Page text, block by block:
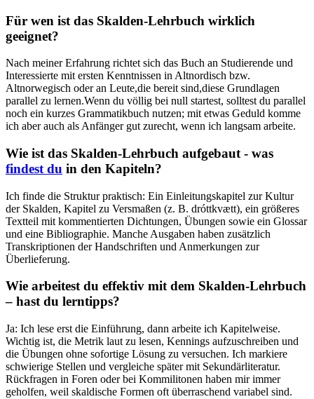
Für wen ist ⁣das ⁣Skalden-Lehrbuch wirklich
geeignet?
Nach meiner Erfahrung richtet sich das Buch an Studierende und
Interessierte mit⁢ ersten Kenntnissen in ‌Altnordisch bzw.
Altnorwegisch⁤ oder an Leute,die bereit ​sind,diese Grundlagen
parallel zu​ lernen.Wenn du völlig bei null⁢ startest, solltest du parallel
noch ein⁤ kurzes ​Grammatikbuch nutzen; mit etwas Geduld komme⁢
ich ​aber auch als Anfänger gut zurecht, wenn ich langsam arbeite.
Wie ist ​das⁤ Skalden-Lehrbuch ⁢aufgebaut -‌ was
findest du in den‌ Kapiteln?
Ich finde die⁤ Struktur praktisch: Ein Einleitungskapitel zur Kultur​
der Skalden, Kapitel zu ‌Versmaßen (z. B. dróttkvætt), ein größeres
Textteil mit‌ kommentierten Dichtungen, ‌Übungen sowie ein Glossar
und eine Bibliographie. Manche Ausgaben⁣ haben zusätzlich
Transkriptionen der⁣ Handschriften und Anmerkungen zur
Überlieferung.
Wie⁣ arbeitest‌ du effektiv mit dem Skalden-Lehrbuch
– hast du lerntipps?
Ja:​ Ich lese erst⁤ die Einführung, ⁤dann arbeite ich ⁣Kapitelweise.
Wichtig ist, die Metrik ‌laut zu lesen, Kennings‌ aufzuschreiben und
die⁢ Übungen⁢ ohne sofortige ​Lösung zu versuchen. Ich markiere
⁢schwierige Stellen ‌und ‍vergleiche später mit Sekundärliteratur.
Rückfragen in Foren oder​ bei ‍Kommilitonen haben mir immer
geholfen, weil‌ skaldische Formen oft überraschend variabel sind.